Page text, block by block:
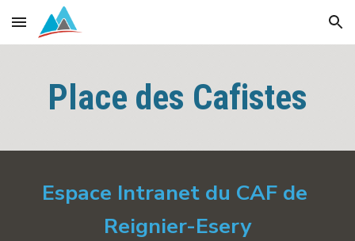
Skip to main content Skip to navigation
Place des Cafistes
Espace Intranet du CAF de
Reignier-Esery